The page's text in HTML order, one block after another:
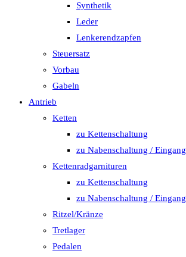
Synthetik
Leder
Lenkerendzapfen
Steuersatz
Vorbau
Gabeln
Antrieb
Ketten
zu Kettenschaltung
zu Nabenschaltung / Eingang
Kettenradgarnituren
zu Kettenschaltung
zu Nabenschaltung / Eingang
Ritzel/Kränze
Tretlager
Pedalen